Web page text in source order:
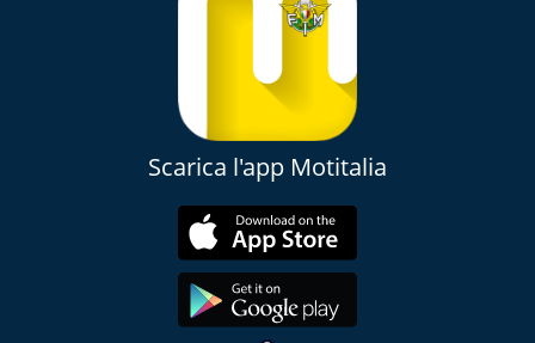
Scarica l'app Motitalia